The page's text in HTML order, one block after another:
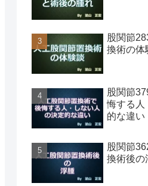
股関節
換術の体
股関節
悔する人
的な違い
股関節
換術後の